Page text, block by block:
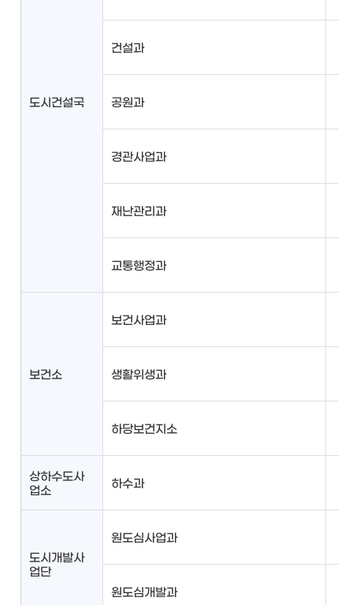
도시건설국
건설과
공원과
경관사업과
재난관리과
교통행정과
보건소
보건사업과
생활위생과
하당보건지소
상하수도사
업소
하수과
도시개발사
업단
원도심사업과
원도심개발과